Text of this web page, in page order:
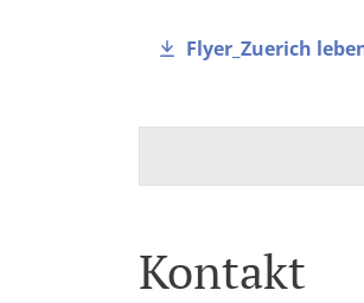
Flyer_Zuerich
Kontakt